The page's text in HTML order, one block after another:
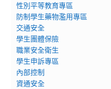
性別平等教育專區
防制學生藥物濫用專區
交通安全
學生團體保險
職業安全衛生
學生申訴專區
內部控制
資通安全